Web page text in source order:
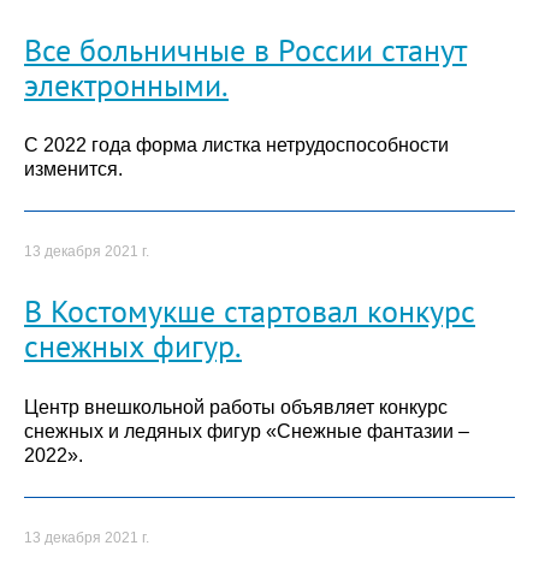
Все больничные в России станут
электронными.
С 2022 года форма листка нетрудоспособности
изменится.
13 декабря 2021 г.
В Костомукше стартовал конкурс
снежных фигур.
Центр внешкольной работы объявляет конкурс
снежных и ледяных фигур «Снежные фантазии –
2022».
13 декабря 2021 г.